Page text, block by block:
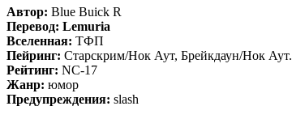
Автор: Blue Buick R
Перевод: Lemuria
Вселенная: ТФП
Пейринг: Старскрим/Нок Аут, Брейкдаун/Нок Аут.
Рейтинг: NC-17
Жанр: юмор
Предупреждения: slash